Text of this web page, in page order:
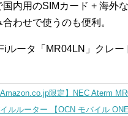
国内用のSIMカード + 海外
わせで使うのも便利。
ルータ「MR04LN」クレー
Amazon.co.jp限定】NEC Aterm
ルルーター 【OCN モバイル